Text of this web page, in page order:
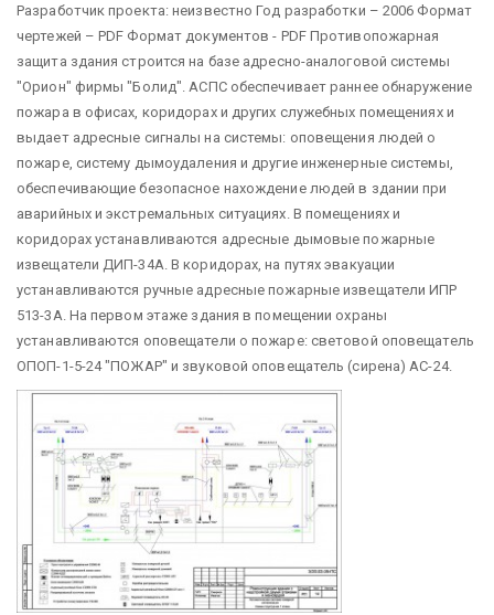
Разработчик проекта: неизвестно Год разработки – 2006 Формат
чертежей – PDF Формат документов - PDF Противопожарная
защита здания строится на базе адресно-аналоговой системы
"Орион" фирмы "Болид". АСПС обеспечивает раннее обнаружение
пожара в офисах, коридорах и других служебных помещениях и
выдает адресные сигналы на системы: оповещения людей о
пожаре, систему дымоудаления и другие инженерные системы,
обеспечивающие безопасное нахождение людей в здании при
аварийных и экстремальных ситуациях. В помещениях и
коридорах устанавливаются адресные дымовые пожарные
извещатели ДИП-34А. В коридорах, на путях эвакуации
устанавливаются ручные адресные пожарные извещатели ИПР
513-3А. На первом этаже здания в помещении охраны
устанавливаются оповещатели о пожаре: световой оповещатель
ОПОП-1-5-24 "ПОЖАР" и звуковой оповещатель (сирена) АС-24.